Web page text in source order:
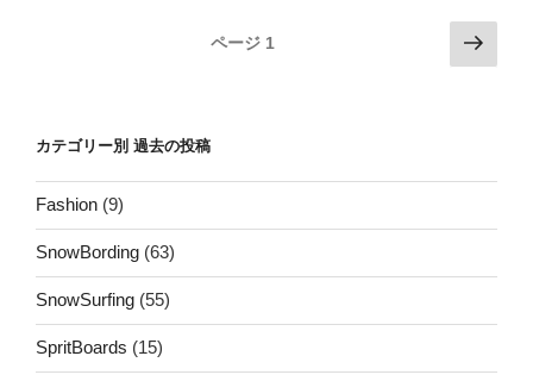
ビ
ー
シ
ョ
ン
ページ 1
次
の
カテゴリー別 過去の投稿
Fashion (9)
SnowBording (63)
SnowSurfing (55)
SpritBoards (15)